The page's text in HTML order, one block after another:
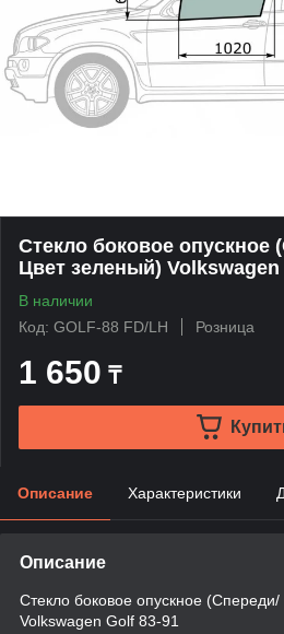
Стекло боковое опускное
Цвет зеленый) Volkswagen
В наличии
Код: GOLF-88 FD/LH
Розница
1 650 ₸
Описание Характеристики
Описание
Стекло боковое опускное
Volkswagen Golf 83-91